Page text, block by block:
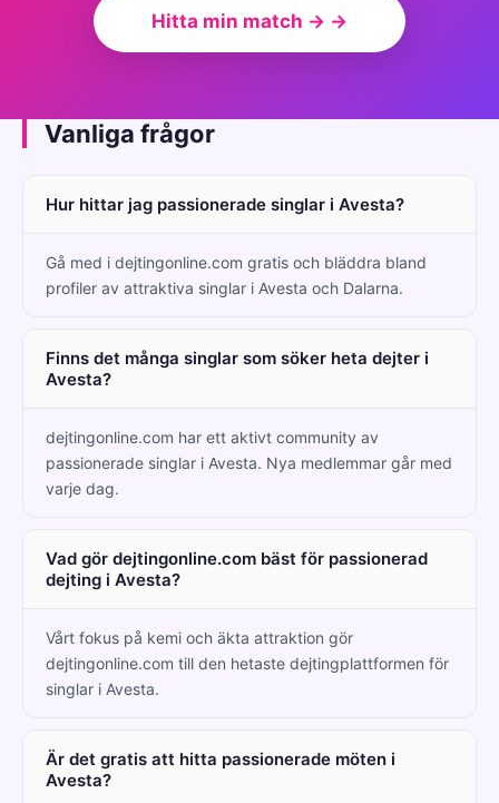
Hitta min match → →
Vanliga frågor
Hur hittar jag passionerade singlar i Avesta?
Gå med i dejtingonline.com gratis och bläddra bland
profiler av attraktiva singlar i Avesta och Dalarna.
Finns det många singlar som söker heta dejter i
Avesta?
dejtingonline.com har ett aktivt community av
passionerade singlar i Avesta. Nya medlemmar går med
varje dag.
Vad gör dejtingonline.com bäst för passionerad
dejting i Avesta?
Vårt fokus på kemi och äkta attraktion gör
dejtingonline.com till den hetaste dejtingplattformen för
singlar i Avesta.
Är det gratis att hitta passionerade möten i
Avesta?